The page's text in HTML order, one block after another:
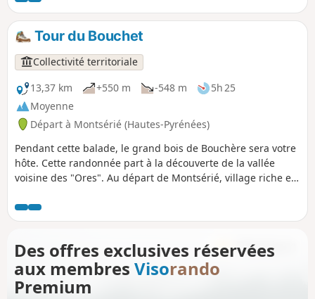
Tour du Bouchet
Collectivité territoriale
13,37 km
+550 m -548 m
5h 25
Moyenne
Départ à Montsérié (Hautes-Pyrénées)
Pendant cette balade, le grand bois de Bouchère sera votre
hôte. Cette randonnée part à la découverte de la vallée
voisine des "Ores". Au départ de Montsérié, village riche en
Forêts. Une Vieille Forêt est une forêt ancienne et mature :
c'est-à-dire que son état boisé est continu depuis au moins
de Gazave, une vaste et très belle clairière d'altitude,
entourée de montagnes.
Des offres exclusives réservées
aux membres Visorando
Premium